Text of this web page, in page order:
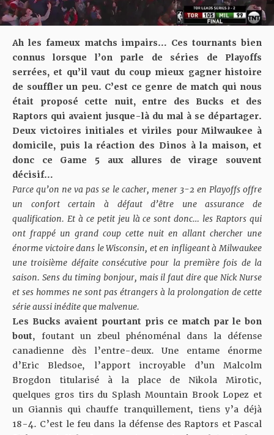
Ah les fameux matchs impairs… Ces tournants bien
connus lorsque l’on parle de séries de Playoffs
serrées, et qu’il vaut du coup mieux gagner histoire
de souffler un peu. C’est ce genre de match qui nous
était proposé cette nuit, entre des Bucks et des
Raptors qui avaient jusque-là du mal à se départager.
Deux victoires initiales et viriles pour Milwaukee à
domicile, puis la réaction des Dinos à la maison, et
donc ce Game 5 aux allures de virage souvent
décisif…
Parce qu’on ne va pas se le cacher, mener 3-2 en Playoffs offre
un confort certain à défaut d’être une assurance de
qualification. Et à ce petit jeu là ce sont donc… les Raptors qui
ont frappé un grand coup cette nuit en allant chercher une
énorme victoire dans le Wisconsin, et en infligeant à Milwaukee
une troisième défaite consécutive pour la première fois de la
saison. Sens du timing bonjour, mais il faut dire que Nick Nurse
et ses hommes ne sont pas étrangers à la prolongation de cette
série aussi inédite que malvenue.
Les Bucks avaient pourtant pris ce match par le bon
bout, foutant un zbeul phénoménal dans la défense
canadienne dès l’entre-deux. Une entame énorme
d’Eric Bledsoe, l’apport incroyable d’un Malcolm
Brogdon titularisé à la place de Nikola Mirotic,
quelques gros tirs du Splash Mountain Brook Lopez et
un Giannis qui chauffe tranquillement, tiens y’a déjà
18-4. C’est le feu dans la défense des Raptors et Pascal